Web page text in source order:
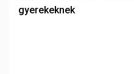
gyerekeknek